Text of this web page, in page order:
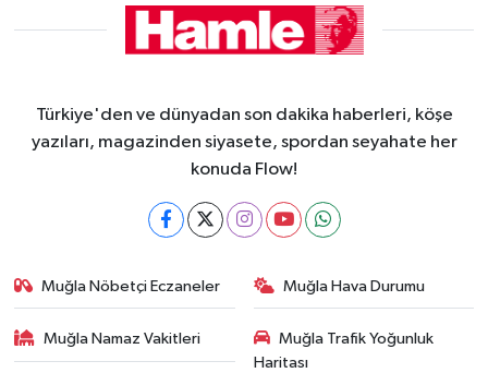
Türkiye'den ve dünyadan son dakika haberleri, köşe
yazıları, magazinden siyasete, spordan seyahate her
konuda Flow!
Muğla Nöbetçi Eczaneler Muğla Hava Durumu
Muğla Namaz Vakitleri
Muğla Trafik Yoğunluk
Haritası